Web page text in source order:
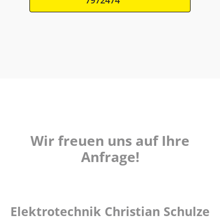
Wir freuen uns auf Ihre
Anfrage!
Elektrotechnik Christian Schulze